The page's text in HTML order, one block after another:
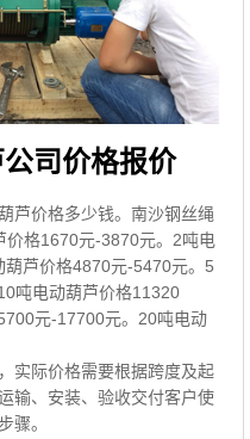
司价格报价
芦价格多少钱。南沙钢丝绳
价格1670元-3870元。2吨电
芦价格4870元-5470元。5
吨电动葫芦价格11320
元-17700元。20吨电动
实际价格需要根据跨度及起
输、安装、验收交付客户使
骤。